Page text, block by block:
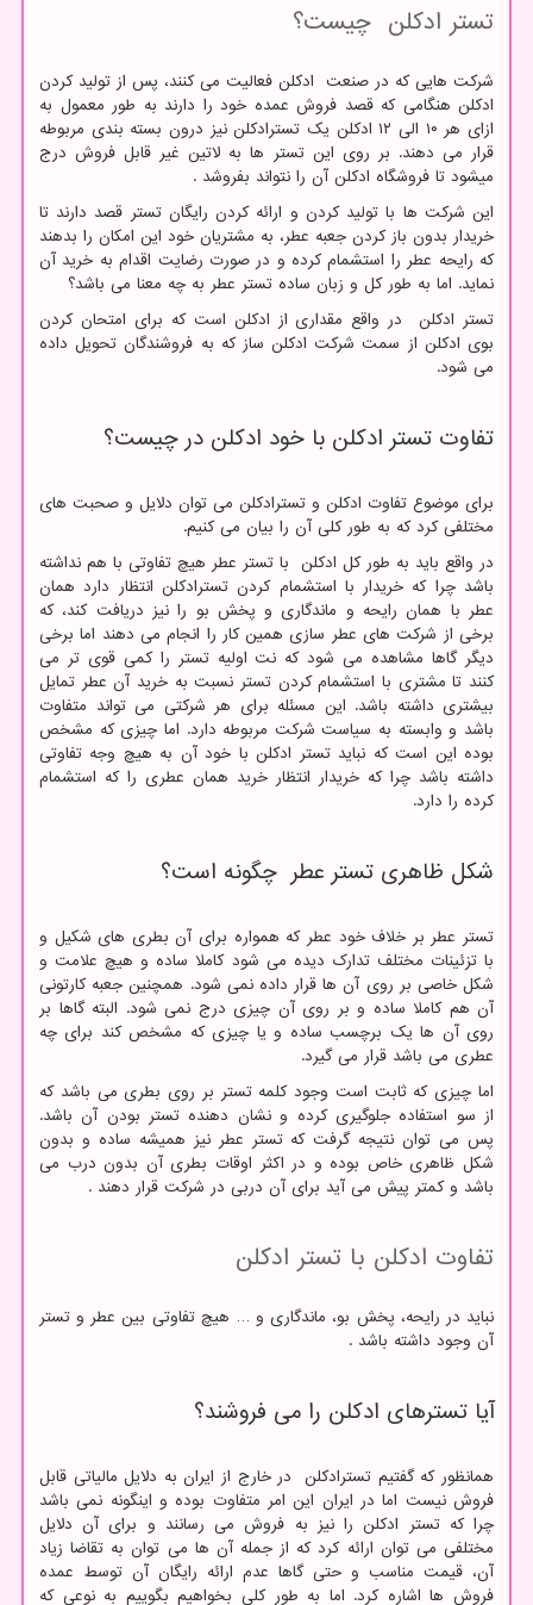
تستر ادکلن چیست؟
شرکت هایی که در صنعت ادکلن فعالیت می کنند، پس از تولید کردن
ادکلن هنگامی که قصد فروش عمده خود را دارند به طور معمول به
ازای هر ۱۰ الی ۱۲ ادکلن یک تسترادکلن نیز درون بسته بندی مربوطه
قرار می دهند. بر روی این تستر ها به لاتین غیر قابل فروش درج
میشود تا فروشگاه ادکلن آن را نتواند بفروشد .
این شرکت ها با تولید کردن و ارائه کردن رایگان تستر قصد دارند تا
خریدار بدون باز کردن جعبه عطر، به مشتریان خود این امکان را بدهند
که رایحه عطر را استشمام کرده و در صورت رضایت اقدام به خرید آن
نماید. اما به طور کل و زبان ساده تستر عطر به چه معنا می باشد؟
تستر ادکلن در واقع مقداری از ادکلن است که برای امتحان کردن
بوی ادکلن از سمت شرکت ادکلن ساز که به فروشندگان تحویل داده
می شود.
تفاوت تستر ادکلن با خود ادکلن در چیست؟
برای موضوع تفاوت ادکلن و تسترادکلن می توان دلایل و صحبت های
مختلفی کرد که به طور کلی آن را بیان می کنیم.
در واقع باید به طور کل ادکلن با تستر عطر هیچ تفاوتی با هم نداشته
باشد چرا که خریدار با استشمام کردن تسترادکلن انتظار دارد همان
عطر با همان رایحه و ماندگاری و پخش بو را نیز دریافت کند، که
برخی از شرکت های عطر سازی همین کار را انجام می دهند اما برخی
دیگر گاها مشاهده می شود که نت اولیه تستر را کمی قوی تر می
کنند تا مشتری با استشمام کردن تستر نسبت به خرید آن عطر تمایل
بیشتری داشته باشد. این مسئله برای هر شرکتی می تواند متفاوت
باشد و وابسته به سیاست شرکت مربوطه دارد. اما چیزی که مشخص
بوده این است که نباید تستر ادکلن با خود آن به هیچ وجه تفاوتی
داشته باشد چرا که خریدار انتظار خرید همان عطری را که استشمام
کرده را دارد.
شکل ظاهری تستر عطر چگونه است؟
تستر عطر بر خلاف خود عطر که همواره برای آن بطری های شکیل و
با تزئینات مختلف تدارک دیده می شود کاملا ساده و هیچ علامت و
شکل خاصی بر روی آن ها قرار داده نمی شود. همچنین جعبه کارتونی
آن هم کاملا ساده و بر روی آن چیزی درج نمی شود. البته گاها بر
روی آن ها یک برچسب ساده و یا چیزی که مشخص کند برای چه
عطری می باشد قرار می گیرد.
اما چیزی که ثابت است وجود کلمه تستر بر روی بطری می باشد که
از سو استفاده جلوگیری کرده و نشان دهنده تستر بودن آن باشد.
پس می توان نتیجه گرفت که تستر عطر نیز همیشه ساده و بدون
شکل ظاهری خاص بوده و در اکثر اوقات بطری آن بدون درب می
باشد و کمتر پیش می آید برای آن دربی در شرکت قرار دهند .
تفاوت ادکلن با تستر ادکلن
نباید در رایحه، پخش بو، ماندگاری و … هیچ تفاوتی بین عطر و تستر
آن وجود داشته باشد .
آیا تسترهای ادکلن را می فروشند؟
همانظور که گفتیم تسترادکلن در خارج از ایران به دلایل مالیاتی قابل
فروش نیست اما در ایران این امر متفاوت بوده و اینگونه نمی باشد
چرا که تستر ادکلن را نیز به فروش می رسانند و برای آن دلایل
مختلفی می توان ارائه کرد که از جمله آن ها می توان به تقاضا زیاد
آن، قیمت مناسب و حتی گاها عدم ارائه رایگان آن توسط عمده
فروش ها اشاره کرد. اما به طور کلی بخواهیم بگوییم به نوعی که